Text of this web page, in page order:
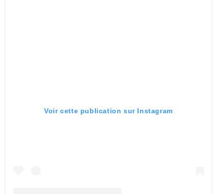
Voir cette publication sur Instagram